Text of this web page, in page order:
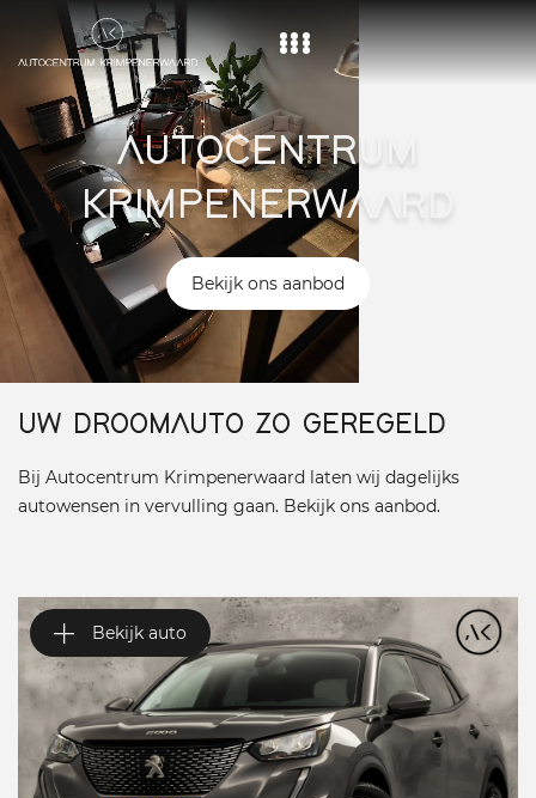
Home
Aanbod
Diensten
Over ons
Vacature
Contact
AUTOCENTRUM
KRIMPENERWAARD
Bekijk ons aanbod
UW DROOMAUTO ZO GEREGELD
Bij Autocentrum Krimpenerwaard laten wij dagelijks
autowensen in vervulling gaan. Bekijk ons aanbod.
Bekijk auto